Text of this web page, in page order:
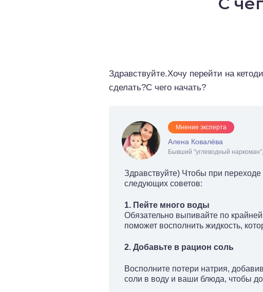
Здравствуйте.Хочу перейти на
сделать?С чего начать?
Мнение эксперта
Алена Ковалёва
Бывший "углеводный
Здравствуйте) Чтобы при
следующих советов:
1. Пейте много воды
Обязательно выпивайте по
поможет восполнить жидкость,
2. Добавьте в рацион соль
Восполните потери натрия,
соли в воду и ваши блюда, чтобы